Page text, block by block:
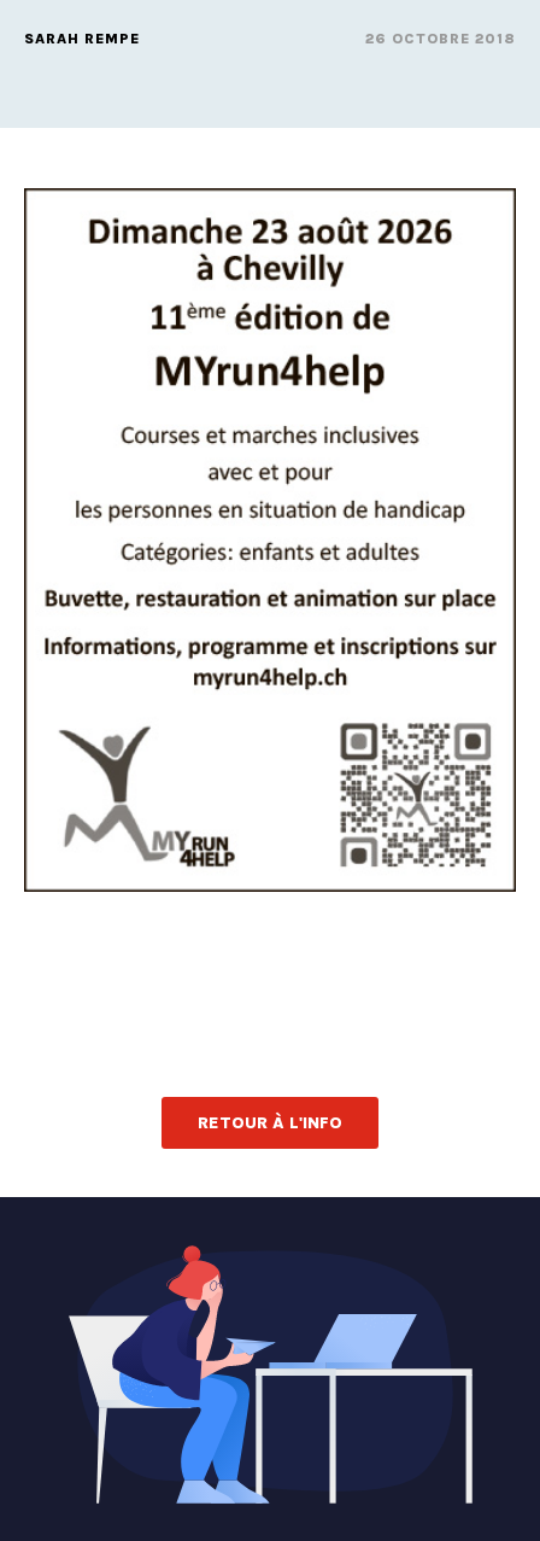
SARAH REMPE 26 OCTOBRE 2018
RETOUR À L'INFO